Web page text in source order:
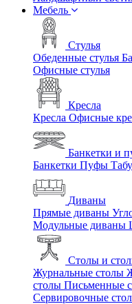
Мебель
Стулья
Обеденные стулья
Офисные стулья
Кресла
Кресла Офисные
Банкетки и
Банкетки Пуфы
Диваны
Прямые диваны
Модульные диваны
Столы и
Журнальные столы
столы Письменные
Сервировочные